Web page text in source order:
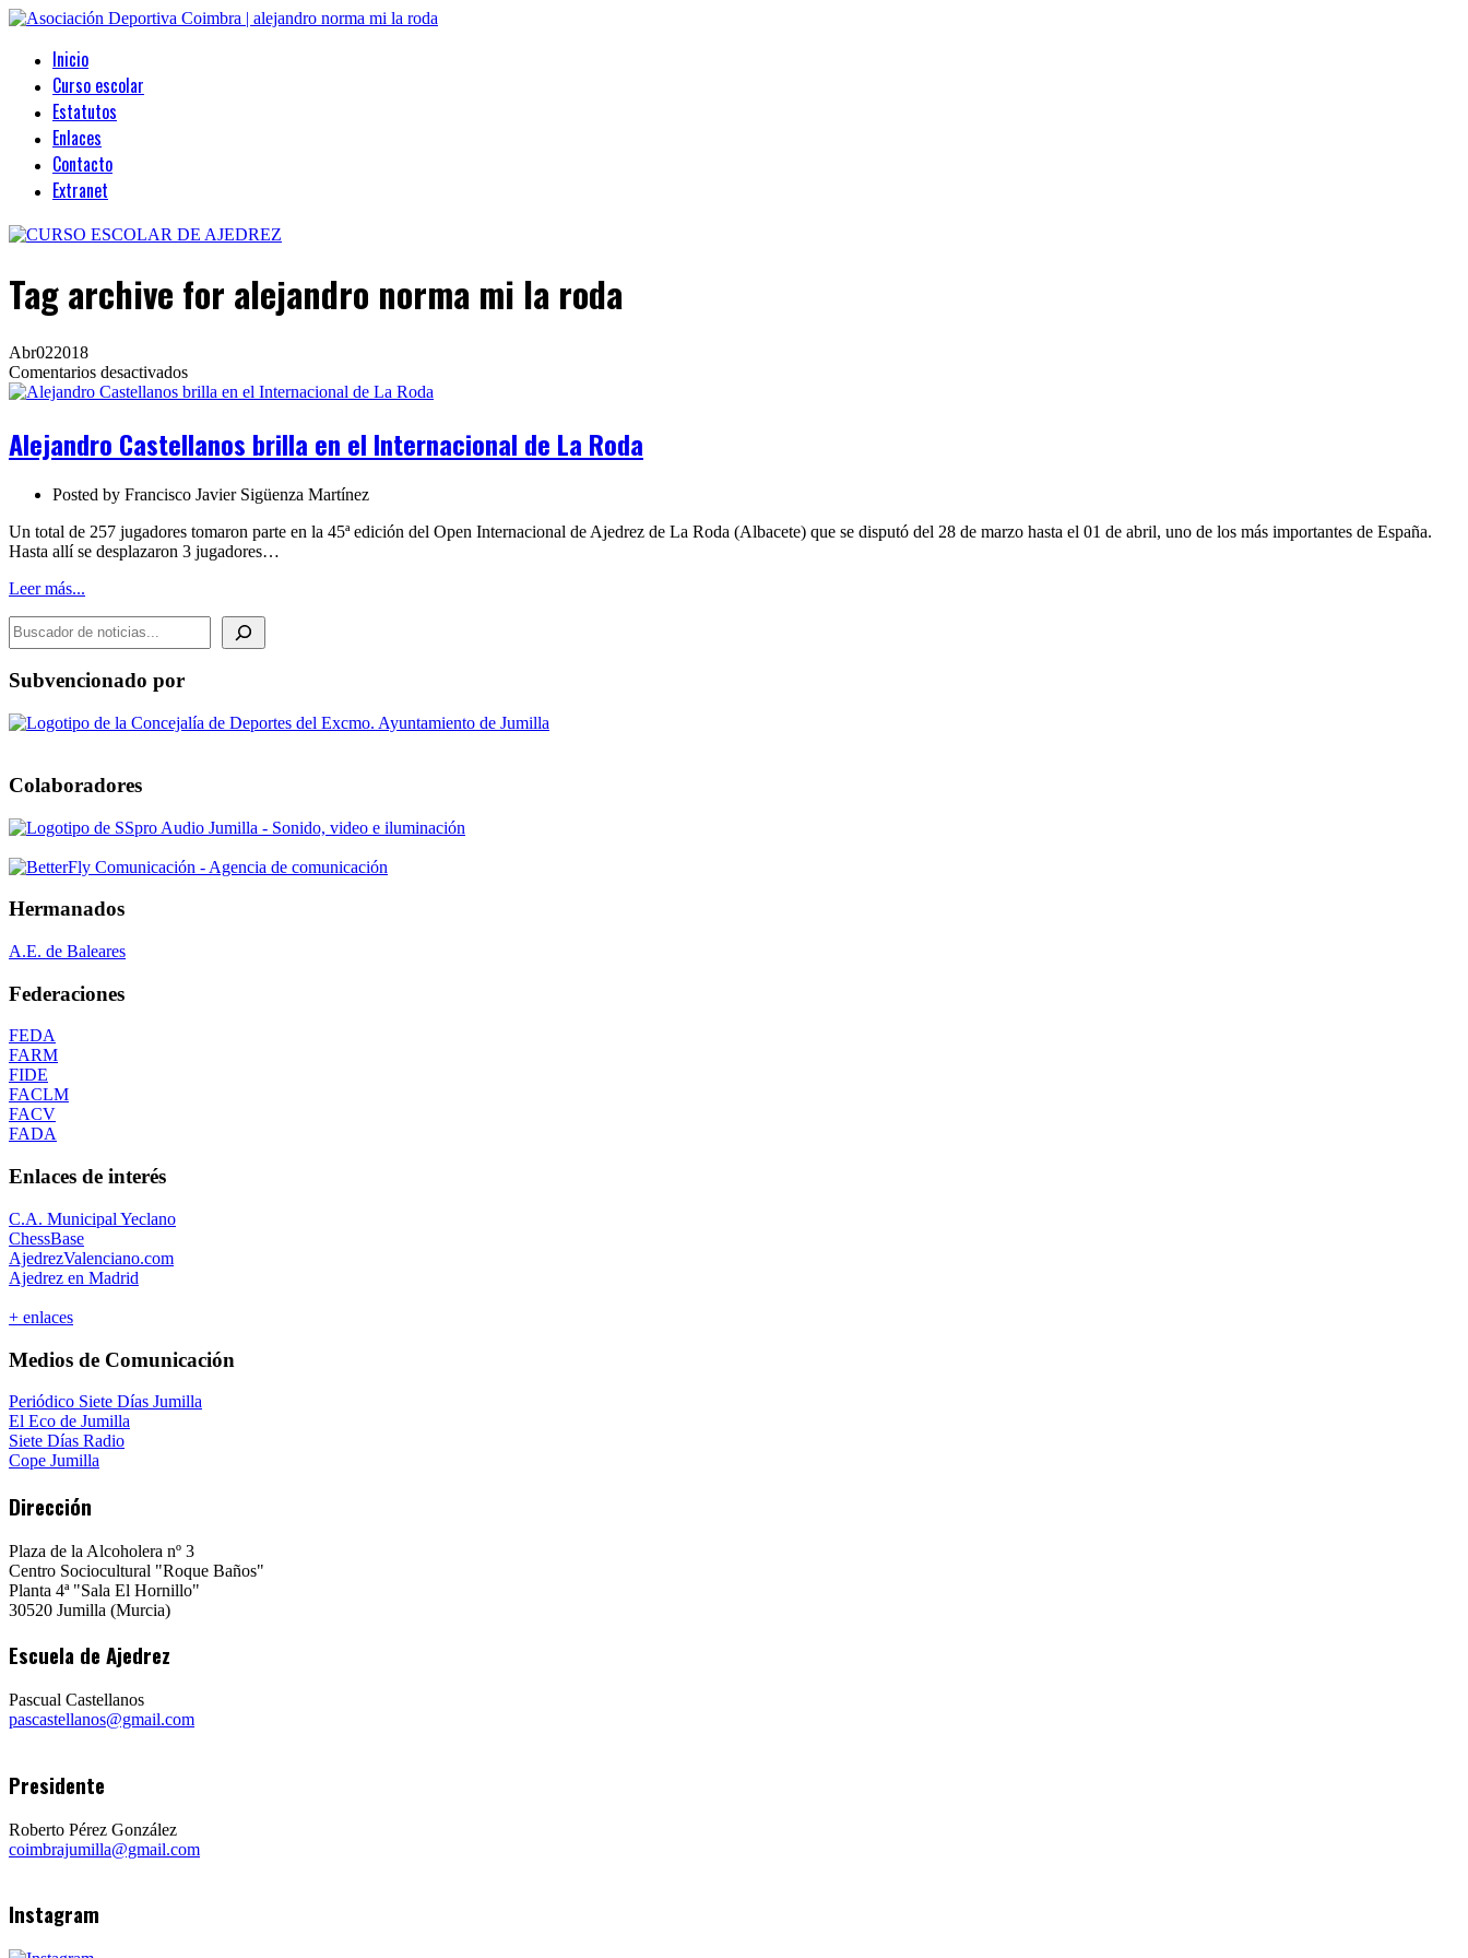
Inicio
Curso escolar
Estatutos
Enlaces
Contacto
Extranet
Tag archive for alejandro norma mi la roda
Abr022018
Comentarios desactivadosen
Alejandro
en
Internacional
La
Roda
Alejandro Castellanos brilla en el Internacional de La Roda
Posted by Francisco Javier Sigüenza Martínez
Un total de 257 jugadores tomaron parte en la 45ª edición del Open Internacional de Ajedrez de La Roda (Albacete) que se disputó del 28 de marzo hasta el 01 de abril, uno de los más importantes de España.
Hasta allí se desplazaron 3 jugadores…
Leer más...
BUSCADOR DE NOTICIAS
Subvencionado por
Colaboradores
Hermanados
A.E. de Baleares
Federaciones
FEDA
FARM
FIDE
FACLM
FACV
FADA
Enlaces de interés
C.A. Municipal Yeclano
ChessBase
AjedrezValenciano.com
Ajedrez en Madrid
+ enlaces
Medios de Comunicación
Periódico Siete Días Jumilla
El Eco de Jumilla
Siete Días Radio
Cope Jumilla
Dirección
Plaza de la Alcoholera nº 3
Centro Sociocultural "Roque Baños"
Planta 4ª "Sala El Hornillo"
30520 Jumilla (Murcia)
Escuela de Ajedrez
Pascual Castellanos
pascastellanos@gmail.com
Presidente
Roberto Pérez González
coimbrajumilla@gmail.com
Instagram